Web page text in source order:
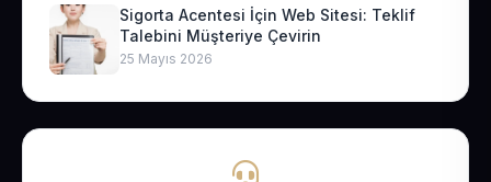
Sigorta Acentesi İçin Web Sitesi: Teklif
Talebini Müşteriye Çevirin
25 Mayıs 2026